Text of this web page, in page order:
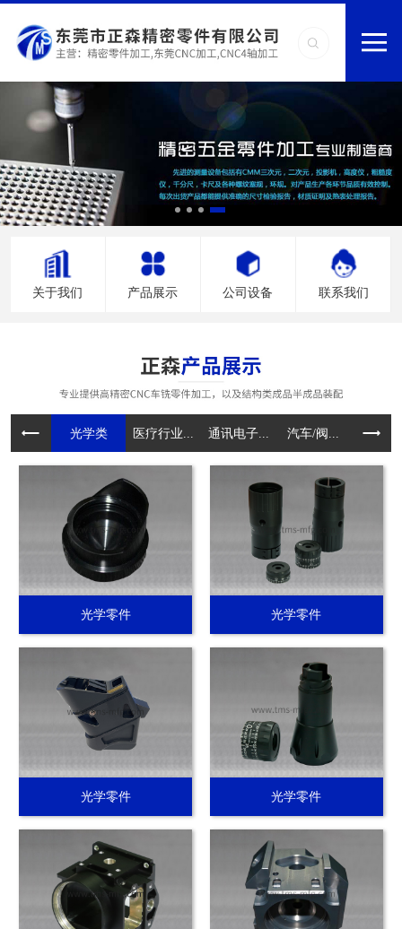
关于我们 产品展示 公司设备 联系我们
光学类 医疗行业... 通讯电子... 汽车/阀... 电动工
光学零件 光学零件
光学零件 光学零件